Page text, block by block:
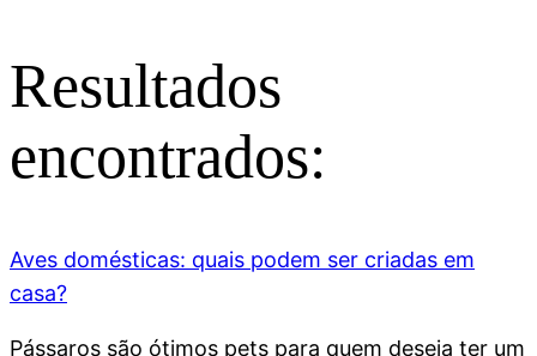
Resultados
encontrados:
Aves domésticas: quais podem ser criadas em
casa?
Pássaros são ótimos pets para quem deseja ter um